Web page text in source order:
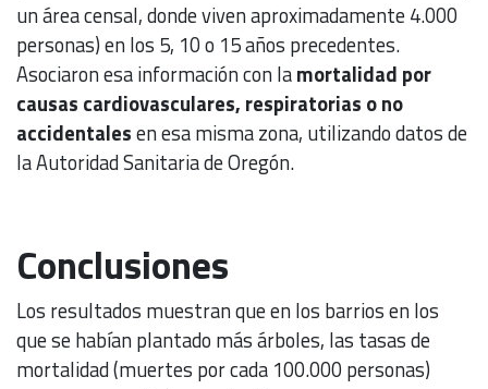
un área censal, donde viven aproximadamente 4.000
personas) en los 5, 10 o 15 años precedentes.
Asociaron esa información con lamortalidad por
causas cardiovasculares, respiratorias o no
accidentalesen esa misma zona, utilizando datos de
la Autoridad Sanitaria de Oregón.
Conclusiones
Los resultados muestran que en los barrios en los
que se habían plantado más árboles, las tasas de
mortalidad (muertes por cada 100.000 personas)